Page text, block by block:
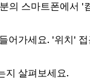
의 스마트폰에서 '
어가세요. '위치'
지 살펴보세요.